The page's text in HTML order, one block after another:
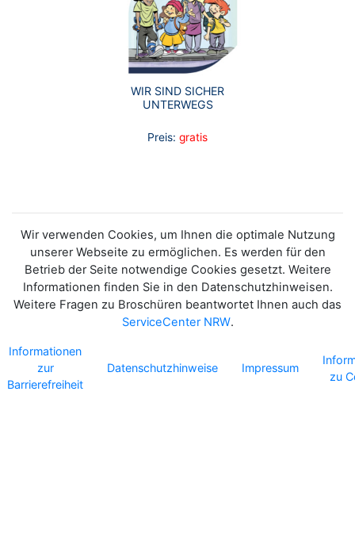
WIR SIND SICHER
UNTERWEGS
Preis: gratis
Wir verwenden Cookies, um Ihnen die optimale Nutzung
unserer Webseite zu ermöglichen. Es werden für den
Betrieb der Seite notwendige Cookies gesetzt. Weitere
Informationen finden Sie in den Datenschutzhinweisen.
Weitere Fragen zu Broschüren beantwortet Ihnen auch das
ServiceCenter NRW.
Informationen
zur
Barrierefreiheit
Datenschutzhinweise Impressum
zu